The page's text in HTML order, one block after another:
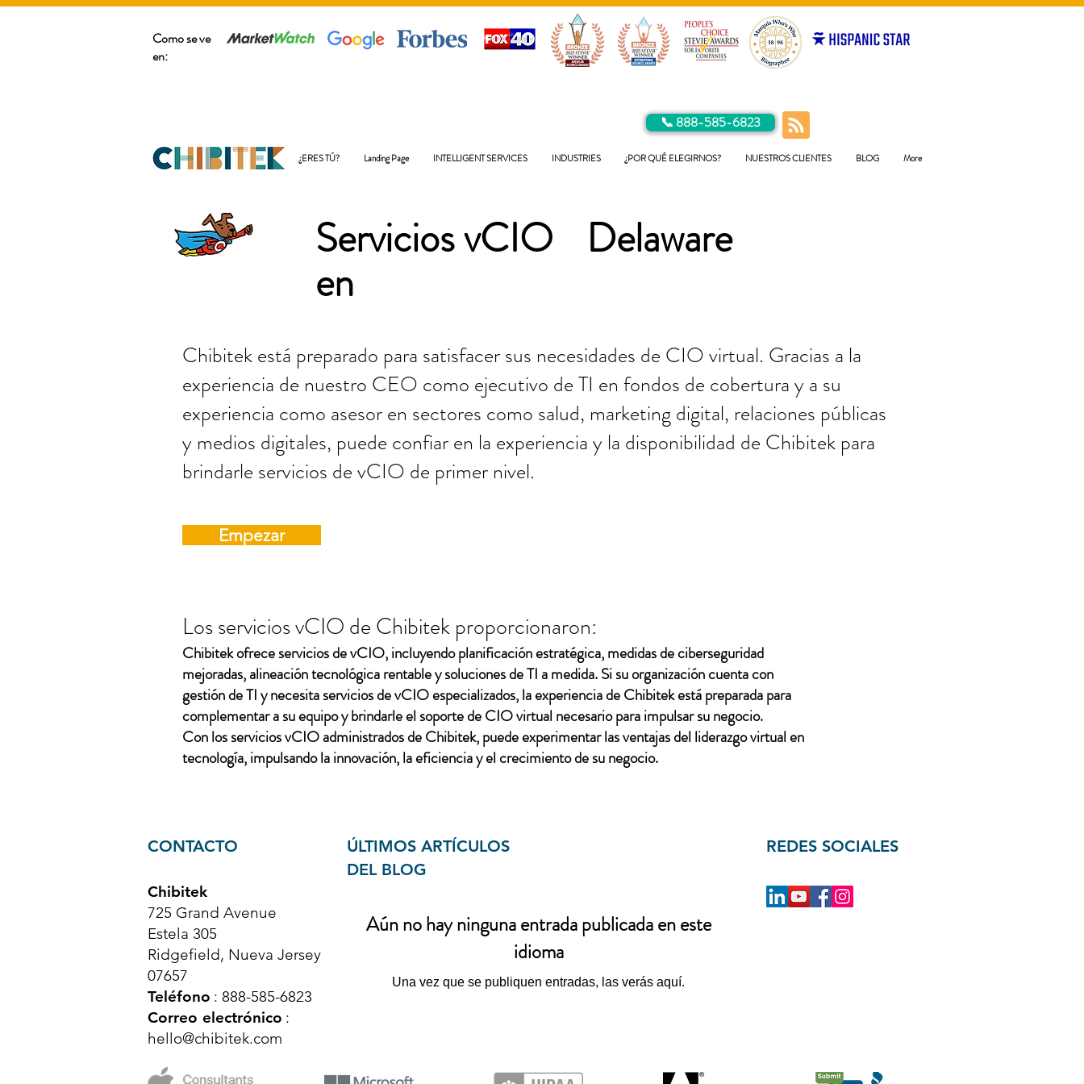
Como se ve
en:
📞 888-585-6823
¿ERES TÚ? Landing Page INTELLIGENT SERVICES INDUSTRIES ¿POR QUÉ ELEGIRNOS? NUESTROS CLIENTES BLOG More
Servicios vCIO
en
Delaware
Chibitek está preparado para satisfacer sus necesidades de CIO virtual. Gracias a la
experiencia de nuestro CEO como ejecutivo de TI en fondos de cobertura y a su
experiencia como asesor en sectores como salud, marketing digital, relaciones públicas
y medios digitales, puede confiar en la experiencia y la disponibilidad de Chibitek para
brindarle servicios de vCIO de primer nivel.
Empezar
Los servicios vCIO de Chibitek proporcionaron:
Chibitek ofrece servicios de vCIO, incluyendo planificación estratégica, medidas de ciberseguridad
mejoradas, alineación tecnológica rentable y soluciones de TI a medida. Si su organización cuenta con
gestión de TI y necesita servicios de vCIO especializados, la experiencia de Chibitek está preparada para
complementar a su equipo y brindarle el soporte de CIO virtual necesario para impulsar su negocio.
Con los servicios vCIO administrados de Chibitek, puede experimentar las ventajas del liderazgo virtual en
tecnología, impulsando la innovación, la eficiencia y el crecimiento de su negocio.
CONTACTO
Chibitek
725 Grand Avenue
Estela 305
Ridgefield, Nueva Jersey
07657
Teléfono : 888-585-6823
Correo electrónico :
hello@chibitek.com
ÚLTIMOS ARTÍCULOS
DEL BLOG
Aún no hay ninguna entrada publicada en este
idioma
Una vez que se publiquen entradas, las verás aquí.
REDES SOCIALES